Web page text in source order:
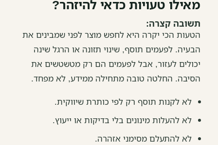
מאילו טעויות כדאי להיזהר?
תשובה קצרה:
הטעות הכי יקרה היא לחפש מוצר לפני שמבינים את
הבעיה. לפעמים תוסף, שינוי תזונה או הרגל שינה
יכולים לעזור, אבל לפעמים הם רק מטשטשים את
הסיבה. החלטה טובה מתחילה ממידע, לא מפחד.
לא לקנות תוסף רק לפי כותרת שיווקית.
לא להעלות מינונים בלי בדיקות או ייעוץ.
לא להתעלם מסימני אזהרה.